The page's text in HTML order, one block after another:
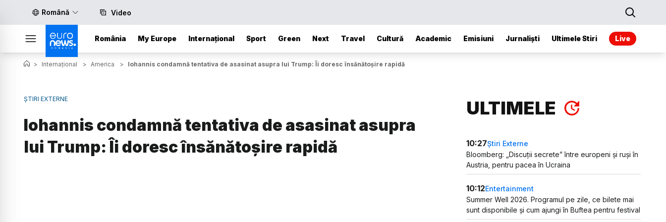
Română Video
România My Europe Internațional Sport Green Next Travel Cultură Academic Emisiuni Jurnaliști Ultimele Stiri Live
> Internațional > America > Iohannis condamnă tentativa de asasinat asupra lui Trump: Îi doresc însănătoşire rapidă
ȘTIRI EXTERNE
Iohannis condamnă tentativa de asasinat asupra
lui Trump: Îi doresc însănătoşire rapidă
ULTIMELE
10:27Știri Externe
Bloomberg: „Discuții secrete” între europeni și ruși în
Austria, pentru pacea în Ucraina
10:12Entertainment
Summer Well 2026. Programul pe zile, ce bilete mai
sunt disponibile și cum ajungi în Buftea pentru festival